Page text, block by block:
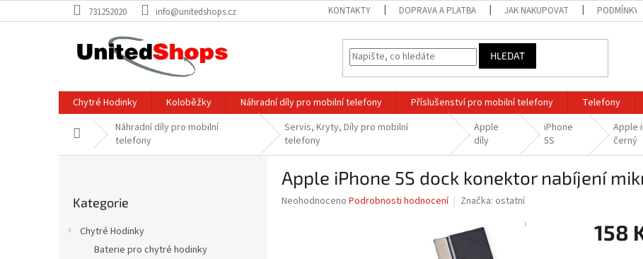
na
731252020 info@unitedshops.cz KONTAKTY DOPRAVA A PLATBA JAK NAKUPOVAT PODMÍNKY
HLEDAT
Chytré Hodinky Koloběžky Náhradní díly pro mobilní telefony Příslušenství pro mobilní telefony Telefony
Domů Náhradní díly pro mobilní
telefony
Servis, Kryty, Díly pro mobilní
telefony
Apple
díly
iPhone
5S
Apple
černý
kategorie
Kategorie
Chytré Hodinky
Baterie pro chytré hodinky
Apple iPhone 5S dock konektor nabíjení
Průměrné
Neohodnoceno Podrobnosti hodnocení Značka: ostatní
158